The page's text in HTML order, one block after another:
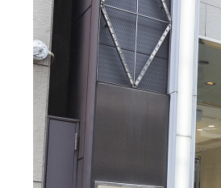
220種類以上のデザインを取り揃えてい